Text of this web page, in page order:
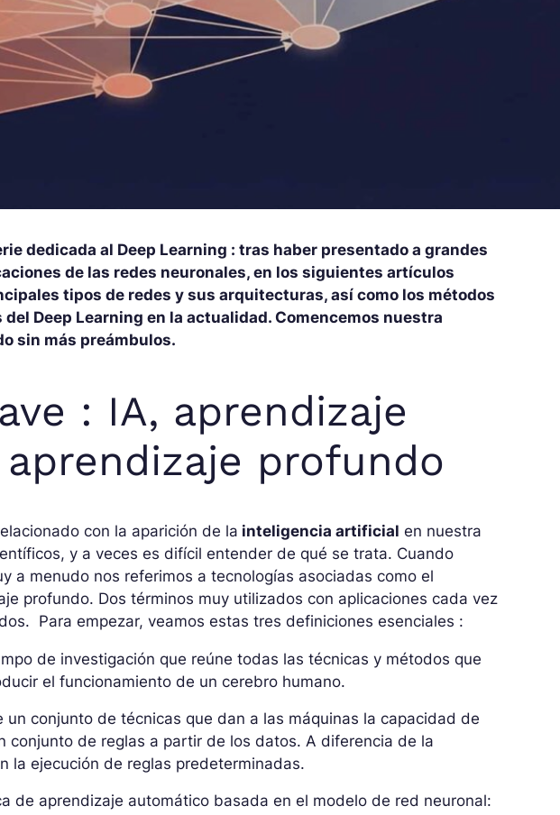
dedicada al Deep Learning : tras haber presentado a grandes
de las redes neuronales, en los siguientes artículos
tipos de redes y sus arquitecturas, así como los métodos
Deep Learning en la actualidad. Comencemos nuestra
sin más preámbulos.
: IA, aprendizaje
profundo
con la aparición de la inteligencia artificial en nuestra
y a veces es difícil entender de qué se trata. Cuando
a menudo nos referimos a tecnologías asociadas como el
profundo. Dos términos muy utilizados con aplicaciones cada vez
Para empezar, veamos estas tres definiciones esenciales :
de investigación que reúne todas las técnicas y métodos que
el funcionamiento de un cerebro humano.
un conjunto de técnicas que dan a las máquinas la capacidad de
conjunto de reglas a partir de los datos. A diferencia de la
la ejecución de reglas predeterminadas.
de aprendizaje automático basada en el modelo de red neuronal: